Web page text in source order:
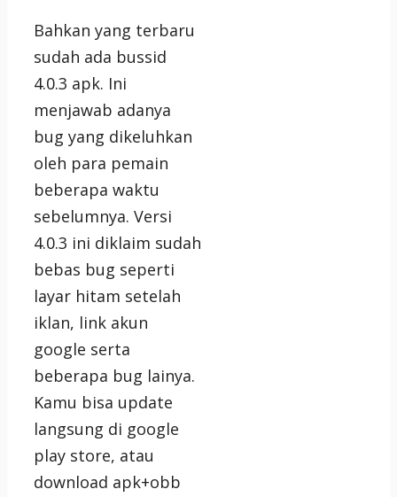
Bahkan yang terbaru
sudah ada bussid
4.0.3 apk. Ini
menjawab adanya
bug yang dikeluhkan
oleh para pemain
beberapa waktu
sebelumnya. Versi
4.0.3 ini diklaim sudah
bebas bug seperti
layar hitam setelah
iklan, link akun
google serta
beberapa bug lainya.
Kamu bisa update
langsung di google
play store, atau
download apk+obb